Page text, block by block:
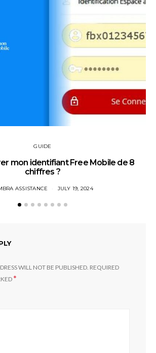
GUIDE
mon identifiant Free Mobile de 8
chiffres ?
ASSISTANCE JULY 19, 2024
WILL NOT BE PUBLISHED. REQUIRED
*